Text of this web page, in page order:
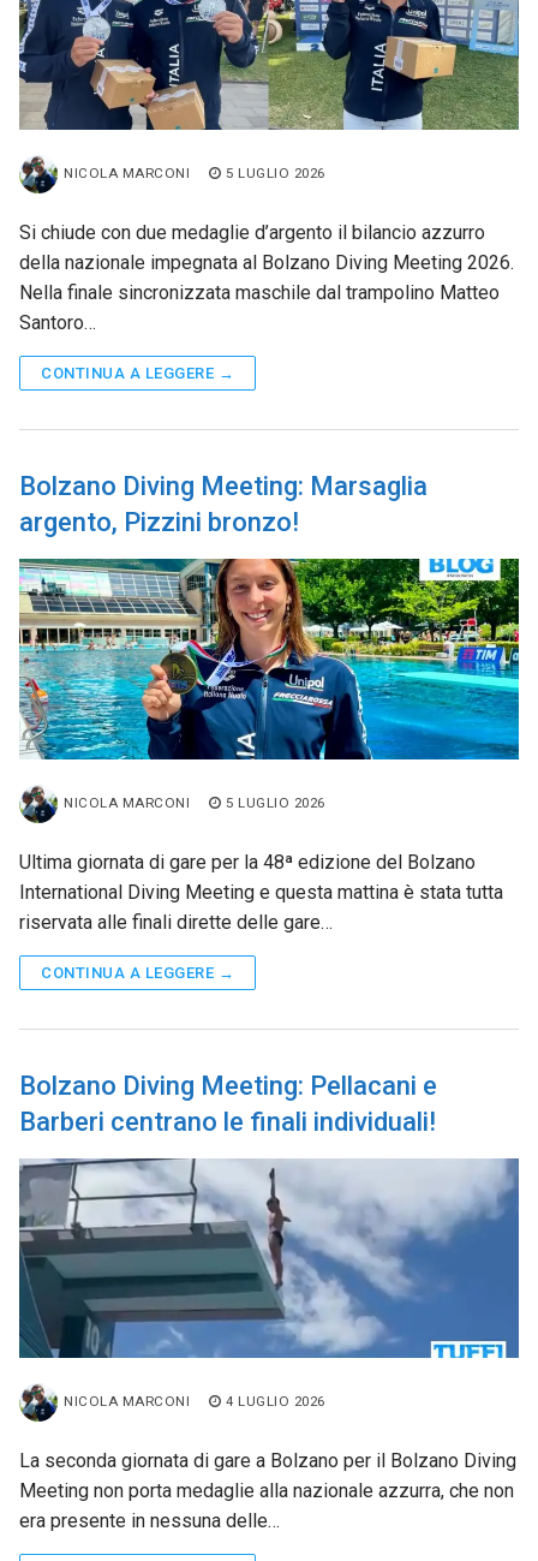
NICOLA MARCONI 5 LUGLIO 2026
Si chiude con due medaglie d’argento il bilancio azzurro
della nazionale impegnata al Bolzano Diving Meeting 2026.
Nella finale sincronizzata maschile dal trampolino Matteo
Santoro…
CONTINUA A LEGGERE →
Bolzano Diving Meeting: Marsaglia
argento, Pizzini bronzo!
NICOLA MARCONI 5 LUGLIO 2026
Ultima giornata di gare per la 48ª edizione del Bolzano
International Diving Meeting e questa mattina è stata tutta
riservata alle finali dirette delle gare…
CONTINUA A LEGGERE →
Bolzano Diving Meeting: Pellacani e
Barberi centrano le finali individuali!
NICOLA MARCONI 4 LUGLIO 2026
La seconda giornata di gare a Bolzano per il Bolzano Diving
Meeting non porta medaglie alla nazionale azzurra, che non
era presente in nessuna delle…